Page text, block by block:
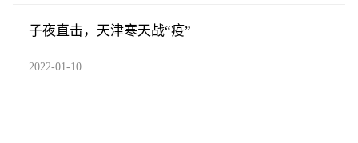
子夜直击，天津寒天战“疫”
2022-01-10